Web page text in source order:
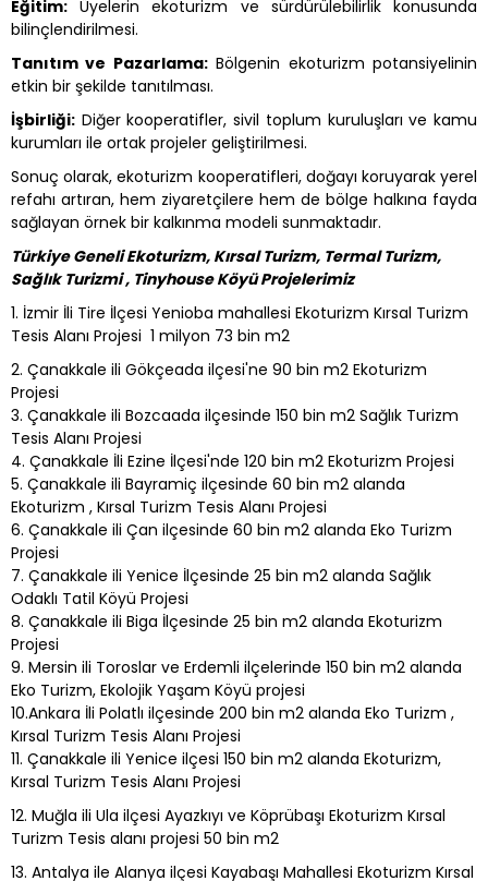
Eğitim: Üyelerin ekoturizm ve sürdürülebilirlik konusunda
bilinçlendirilmesi.
Tanıtım ve Pazarlama:Bölgenin ekoturizm potansiyelinin
etkin bir şekilde tanıtılması.
İşbirliği: Diğer kooperatifler, sivil toplum kuruluşları ve kamu
kurumları ile ortak projeler geliştirilmesi.
Sonuç olarak, ekoturizm kooperatifleri, doğayı koruyarak yerel
refahı artıran, hem ziyaretçilere hem de bölge halkına fayda
sağlayan örnek bir kalkınma modeli sunmaktadır.
Türkiye Geneli Ekoturizm, Kırsal Turizm, Termal Turizm,
Sağlık Turizmi , Tinyhouse Köyü Projelerimiz
1. İzmir İli Tire İlçesi Yenioba mahallesi Ekoturizm Kırsal Turizm
Tesis Alanı Projesi 1 milyon 73 bin m2
2. Çanakkale ili Gökçeada ilçesi'ne 90 bin m2 Ekoturizm
Projesi
3. Çanakkale ili Bozcaada ilçesinde 150 bin m2 Sağlık Turizm
Tesis Alanı Projesi
4. Çanakkale İli Ezine İlçesi'nde 120 bin m2 Ekoturizm Projesi
5. Çanakkale ili Bayramiç ilçesinde 60 bin m2 alanda
Ekoturizm , Kırsal Turizm Tesis Alanı Projesi
6. Çanakkale ili Çan ilçesinde 60 bin m2 alanda Eko Turizm
Projesi
7. Çanakkale ili Yenice İlçesinde 25 bin m2 alanda Sağlık
Odaklı Tatil Köyü Projesi
8. Çanakkale ili Biga İlçesinde 25 bin m2 alanda Ekoturizm
Projesi
9. Mersin ili Toroslar ve Erdemli ilçelerinde 150 bin m2 alanda
Eko Turizm, Ekolojik Yaşam Köyü projesi
10.Ankara İli Polatlı ilçesinde 200 bin m2 alanda Eko Turizm ,
Kırsal Turizm Tesis Alanı Projesi
11. Çanakkale ili Yenice ilçesi 150 bin m2 alanda Ekoturizm,
Kırsal Turizm Tesis Alanı Projesi
12. Muğla ili Ula ilçesi Ayazkıyı ve Köprübaşı Ekoturizm Kırsal
Turizm Tesis alanı projesi 50 bin m2
13. Antalya ile Alanya ilçesi Kayabaşı Mahallesi Ekoturizm Kırsal